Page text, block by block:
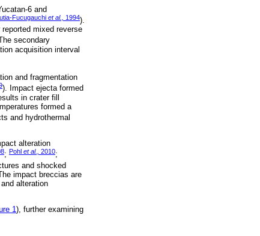
6 and
Fucugauchi et al., 1994).
mixed reverse
secondary
acquisition interval
and fragmentation
). Impact ejecta formed
in crater fill
formed a
and hydrothermal
alteration
; Pohl et al., 2010;
and shocked
impact breccias are
alteration
1), further examining